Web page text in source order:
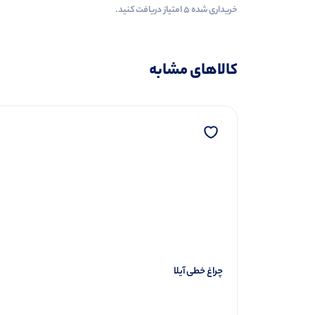
خریداری شده ۵ امتیاز دریافت کنید.
کالاهای مشابه
چراغ خطی آیلا